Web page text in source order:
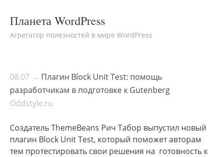
Планета WordPress
Агрегатор полезностей в мире WordPress
08.07 → Плагин Block Unit Test: помощь
разработчикам в подготовке к Gutenberg
Oddstyle.ru
Создатель ThemeBeans Рич Табор выпустил новый
плагин Block Unit Test, который поможет авторам
тем протестировать свои решения на готовность к